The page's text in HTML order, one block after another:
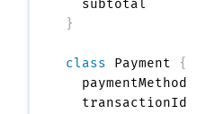
}
class Payment {
  paymentMethod
  transactionId